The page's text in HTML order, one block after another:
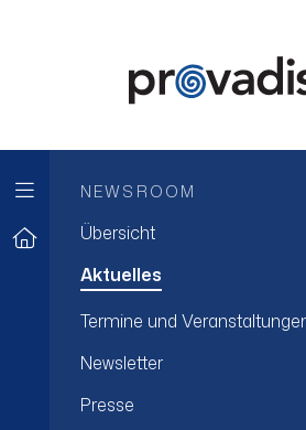
NEWSROOM
Übersicht
Aktuelles
Termine und
Newsletter
Presse